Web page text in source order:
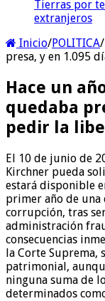
Tierras por
extranjeros
Inicio/POLITICA/
presa, y en 1.095
Hace un
quedaba
pedir la
El 10 de junio de
Kirchner pueda
estará disponible
primer año de una
corrupción, tras
administración
consecuencias
la Corte Suprema,
patrimonial,
ninguna suma de
determinados